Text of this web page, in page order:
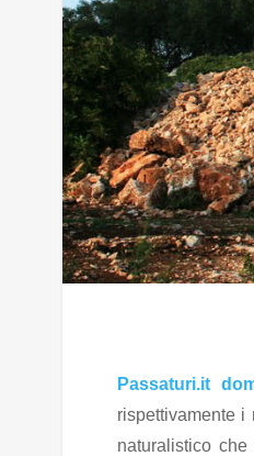
Passaturi.it
rispettivamente
naturalistico